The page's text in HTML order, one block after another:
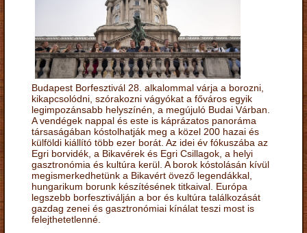
Budapest Borfesztivál 28. alkalommal várja a borozni,
kikapcsolódni, szórakozni vágyókat a főváros egyik
legimpozánsabb helyszínén, a megújuló Budai Várban.
A vendégek nappal és este is káprázatos panoráma
társaságában kóstolhatják meg a közel 200 hazai és
külföldi kiállító több ezer borát. Az idei év fókuszába az
Egri borvidék, a Bikavérek és Egri Csillagok, a helyi
gasztronómia és kultúra kerül. A borok kóstolásán kívül
megismerkedhetünk a Bikavért övező legendákkal,
hungarikum borunk készítésének titkaival. Európa
legszebb borfesztiválján a bor és kultúra találkozását
gazdag zenei és gasztronómiai kínálat teszi most is
felejthetetlenné.